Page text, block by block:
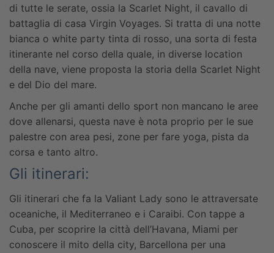
di tutte le serate, ossia la Scarlet Night, il cavallo di
battaglia di casa Virgin Voyages. Si tratta di una notte
bianca o white party tinta di rosso, una sorta di festa
itinerante nel corso della quale, in diverse location
della nave, viene proposta la storia della Scarlet Night
e del Dio del mare.
Anche per gli amanti dello sport non mancano le aree
dove allenarsi, questa nave è nota proprio per le sue
palestre con area pesi, zone per fare yoga, pista da
corsa e tanto altro.
Gli itinerari:
Gli itinerari che fa la Valiant Lady sono le attraversate
oceaniche, il Mediterraneo e i Caraibi. Con tappe a
Cuba, per scoprire la città dell’Havana, Miami per
conoscere il mito della city, Barcellona per una